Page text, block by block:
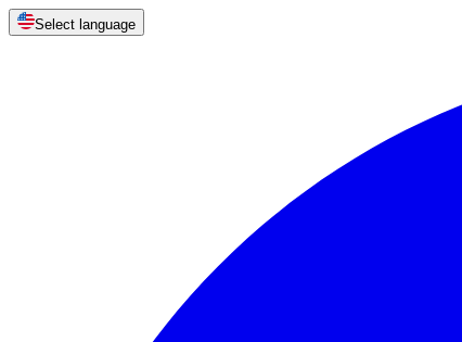
Select language